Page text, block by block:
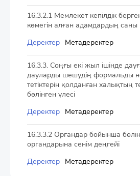
16.3.2.1 Мемлекет кепілдік
көмегін алған адамдардың саны
Деректер Метадеректер
16.3.3. Соңғы екі жыл ішінде
дауларды шешудің формальды
тетіктерін қолданған халықтың
бөлінген үлесі
Деректер Метадеректер
16.3.3.2 Органдар бойынша
органдарына сенім деңгейі
Деректер Метадеректер